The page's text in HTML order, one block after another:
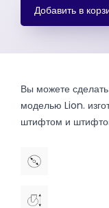
Добавить в
Вы можете
моделью Lion.
штифтом и